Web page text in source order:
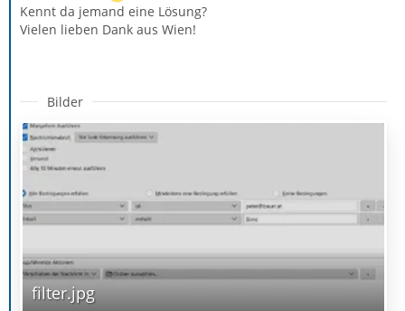
Kennt da jemand eine Lösung?
Vielen lieben Dank aus Wien!
Bilder
filter.jpg